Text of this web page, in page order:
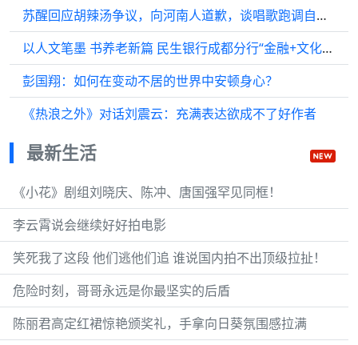
苏醒回应胡辣汤争议，向河南人道歉，谈唱歌跑调自己都忍不住笑了
以人文笔墨 书养老新篇 民生银行成都分行“金融+文化”提升养老金融服务新温度
彭国翔：如何在变动不居的世界中安顿身心？
《热浪之外》对话刘震云：充满表达欲成不了好作者
最新生活
《小花》剧组刘晓庆、陈冲、唐国强罕见同框！
李云霄说会继续好好拍电影
笑死我了这段 他们逃他们追 谁说国内拍不出顶级拉扯！
危险时刻，哥哥永远是你最坚实的后盾
陈丽君高定红裙惊艳颁奖礼，手拿向日葵氛围感拉满